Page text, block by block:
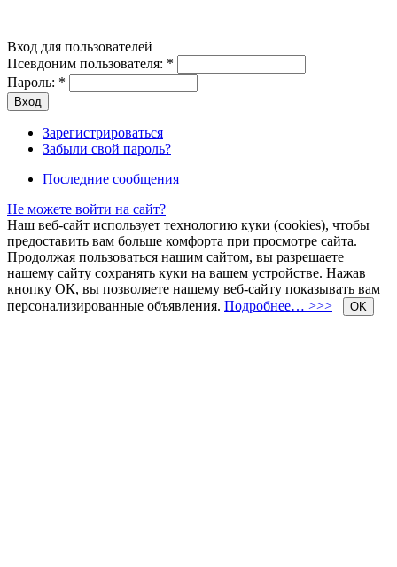
Вход для пользователей
Псевдоним пользователя: *
Пароль: *
Зарегистрироваться
Забыли свой пароль?
Последние сообщения
Не можете войти на сайт?
Наш веб-сайт использует технологию куки (cookies), чтобы
предоставить вам больше комфорта при просмотре сайта.
Продолжая пользоваться нашим сайтом, вы разрешаете
нашему сайту сохранять куки на вашем устройстве. Нажав
кнопку ОК, вы позволяете нашему веб-сайту показывать вам
персонализированные объявления. Подробнее… >>> OK